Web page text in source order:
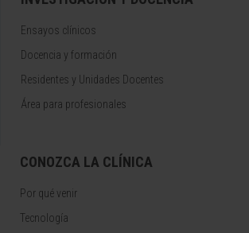
Ensayos clínicos
Docencia y formación
Residentes y Unidades Docentes
Área para profesionales
CONOZCA LA CLÍNICA
Por qué venir
Tecnología